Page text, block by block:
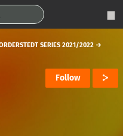
SERIES 2021/2022 →
Follow